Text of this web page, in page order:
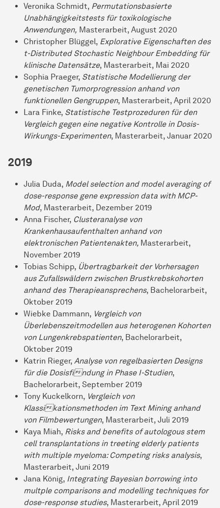
Veronika Schmidt, Permutationsbasierte
Unabhängigkeitstests für toxikologische
Anwendungen, Masterarbeit, August 2020
Christopher Blüggel, Explorative Eigenschaften des
t-Distributed Stochastic Neighbour Embedding für
klinische Datensätze, Masterarbeit, Mai 2020
Sophia Praeger, Statistische Modellierung der
genetischen Tumorprogression anhand von
funktionellen Gengruppen, Masterarbeit, April 2020
Lara Finke, Statistische Testprozeduren für den
Vergleich gegen eine negative Kontrolle in Dosis-
Wirkungs-Experimenten, Masterarbeit, Januar 2020
2019
Julia Duda, Model selection and model averaging of
dose-response gene expression data with MCP-
Mod, Masterarbeit, Dezember 2019
Anna Fischer, Clusteranalyse von
Krankenhausaufenthalten anhand von
elektronischen Patientenakten, Masterarbeit,
November 2019
Tobias Schipp, Übertragbarkeit der Vorhersagen
aus Zufallswäldern zwischen Brustkrebskohorten
anhand des Therapieansprechens, Bachelorarbeit,
Oktober 2019
Wiebke Dammann, Vergleich von
Überlebenszeitmodellen aus heterogenen Kohorten
von Lungenkrebspatienten, Bachelorarbeit,
Oktober 2019
Katrin Rieger, Analyse von regelbasierten Designs
für die Dosisfindung in Phase I-Studien,
Bachelorarbeit, September 2019
Tony Kuckelkorn, Vergleich von
Klassikationsmethoden im Text Mining anhand
von Filmbewertungen, Masterarbeit, Juli 2019
Kaya Miah, Risks and benefits of autologous stem
cell transplantations in treeting elderly patients
with multiple myeloma: Competing risks analysis,
Masterarbeit, Juni 2019
Jana König, Integrating Bayesian borrowing into
multple comparisons and modelling techniques for
dose-response studies, Masterarbeit, April 2019